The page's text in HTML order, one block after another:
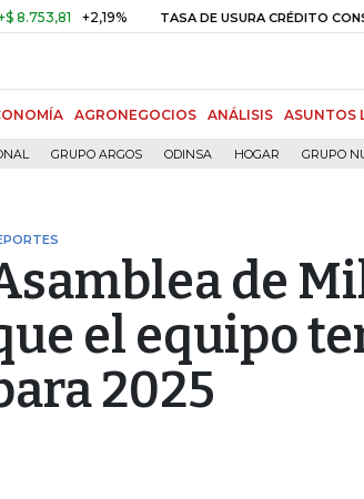
+2,19% TASA DE USURA CRÉDITO CONSUMO
AGRONEGOCIOS ANÁLISIS ASUNTOS
GRUPO ARGOS ODINSA HOGAR GRUPO
de
el equipo
2025